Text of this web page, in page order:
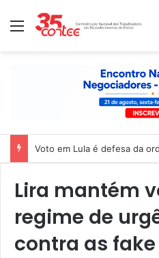
Menu
Voto em Lula é defesa da
Lira mantém
regime de
contra as